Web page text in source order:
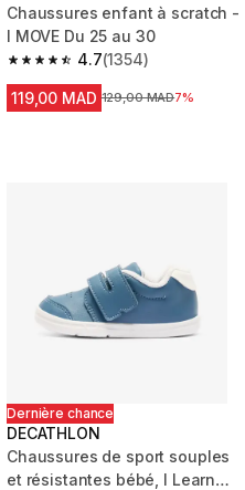
Chaussures enfant à scratch -
I MOVE Du 25 au 30
4.7
4.7 out of 5 stars from 1354
(1354)
119,00 MAD Prix avant la réduction
129,00 MAD7%
Dernière chance
DECATHLON
Chaussures de sport souples
et résistantes bébé, I Learn